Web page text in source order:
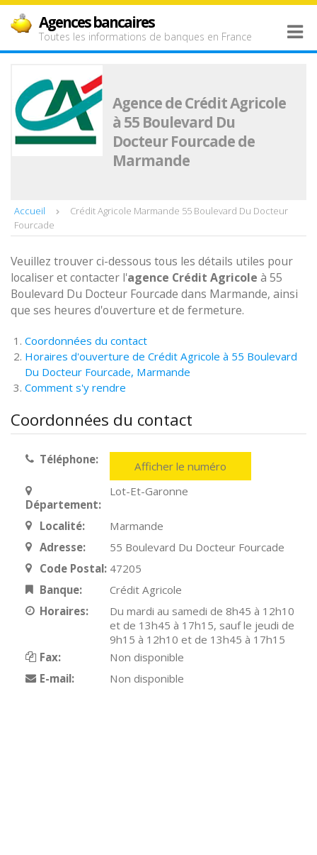
Agences bancaires
Toutes les informations de banques en France
Agence de Crédit Agricole
à 55 Boulevard Du
Docteur Fourcade de
Marmande
Accueil
Crédit Agricole Marmande 55 Boulevard Du Docteur
Fourcade
Veuillez trouver ci-dessous tous les détails utiles pour
localiser et contacter l'agence Crédit Agricole à 55
Boulevard Du Docteur Fourcade dans Marmande, ainsi
que ses heures d'ouverture et de fermeture.
Coordonnées du contact
Horaires d'ouverture de Crédit Agricole à 55 Boulevard
Du Docteur Fourcade, Marmande
Comment s'y rendre
Coordonnées du contact
Téléphone: Afficher le numéro
Département:
Lot-Et-Garonne
Localité:
Marmande
Adresse:
55 Boulevard Du Docteur Fourcade
Code Postal: 47205
Banque:
Crédit Agricole
Horaires:
Du mardi au samedi de 8h45 à 12h10
et de 13h45 à 17h15, sauf le jeudi de
9h15 à 12h10 et de 13h45 à 17h15
Fax:
Non disponible
E-mail:
Non disponible